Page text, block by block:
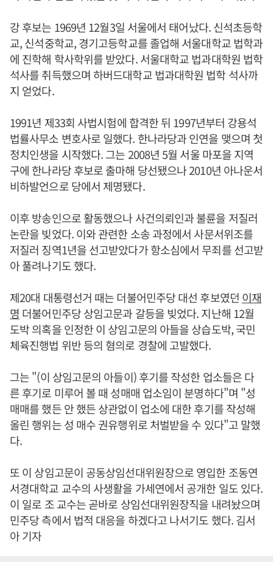
강 후보는 1969년 12월3일 서울에서 태어났다. 신석초등학
교, 신석중학교, 경기고등학교를 졸업해 서울대학교 법학과
에 진학해 학사학위를 받았다. 서울대학교 법과대학원 법학
석사를 취득했으며 하버드대학교 법과대학원 법학 석사까
지 얻었다.
1991년 제33회 사법시험에 합격한 뒤 1997년부터 강용석
법률사무소 변호사로 일했다. 한나라당과 인연을 맺으며 첫
정치인생을 시작했다. 그는 2008년 5월 서울 마포을 지역
구에 한나라당 후보로 출마해 당선됐으나 2010년 아나운서
비하발언으로 당에서 제명됐다.
이후 방송인으로 활동했으나 사건의뢰인과 불륜을 저질러
논란을 빚었다. 이와 관련한 소송 과정에서 사문서위조를
저질러 징역1년을 선고받았다가 항소심에서 무죄를 선고받
아 풀려나기도 했다.
제20대 대통령선거 때는 더불어민주당 대선 후보였던 이재
명 더불어민주당 상임고문과 갈등을 빚었다. 지난해 12월
도박 의혹을 인정한 이 상임고문의 아들을 상습도박, 국민
체육진행법 위반 등의 혐의로 경찰에 고발했다.
그는 "(이 상임고문의 아들이) 후기를 작성한 업소들은 다
른 후기로 미루어 볼 때 성매매 업소임이 분명하다"며 "성
매매를 했든 안 했든 상관없이 업소에 대한 후기를 작성해
올린 행위는 성 매수 권유행위로 처벌받을 수 있다"고 말했
다.
또 이 상임고문이 공동상임선대위원장으로 영입한 조동연
서경대학교 교수의 사생활을 가세연에서 공개한 일도 있다.
이 일로 조 교수는 곧바로 상임선대위원장직을 내려놨으며
민주당 측에서 법적 대응을 하겠다고 나서기도 했다. 김서
아 기자